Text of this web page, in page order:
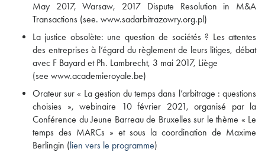
May 2017, Warsaw, 2017 Dispute Resolution in M&A
Transactions (see. www.sadarbitrazowry.org.pl)
La justice obsolète: une question de sociétés ? Les attentes
des entreprises à l’égard du règlement de leurs litiges, débat
avec F Bayard et Ph. Lambrecht, 3 mai 2017, Liège
(see www.academieroyale.be)
Orateur sur « La gestion du temps dans l’arbitrage : questions
choisies », webinaire 10 février 2021, organisé par la
Conférence du Jeune Barreau de Bruxelles sur le thème « Le
temps des MARCs » et sous la coordination de Maxime
Berlingin ( lien vers le programme)